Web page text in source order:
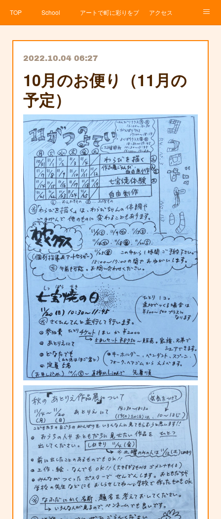
TOP School アートで町に彩りをプロジェクト
アクセス
2022.10.04 06:27
10月のお便り（11月の
予定）